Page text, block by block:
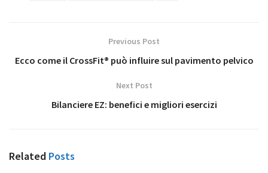
Previous Post
Ecco come il CrossFit® può influire sul pavimento pelvico
Next Post
Bilanciere EZ: benefici e migliori esercizi
Related Posts